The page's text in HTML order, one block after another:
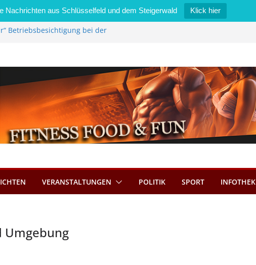
Nachrichten aus Schlüsselfeld und dem Steigerwald Klick hier
Betriebsbesichtigung bei der
Online-Anmeldung für
von 600 Euro
VERANSTALTUNGEN POLITIK SPORT INFOTHEK
Umgebung